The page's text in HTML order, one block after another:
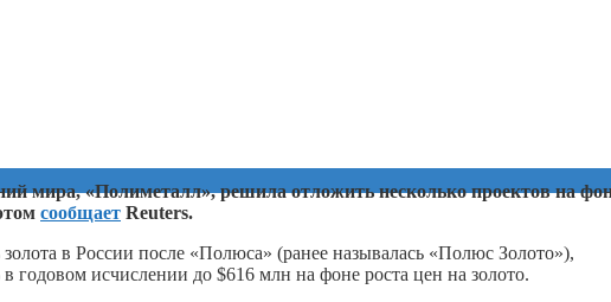
мира, «Полиметалл», решила отложить несколько проектов на
сообщает Reuters.
в России после «Полюса» (ранее называлась «Полюс Золото»),
годовом исчислении до $616 млн на фоне роста цен на золото.